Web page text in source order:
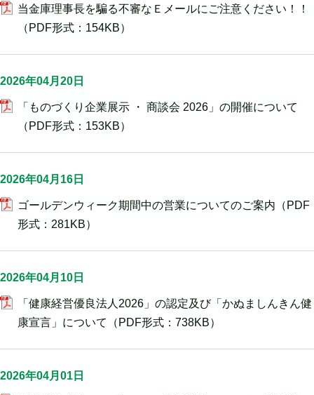
当金庫理事長を騙る不審なＥメールにご注意ください！！
（PDF形式：154KB）
2026年04月20日
「ものづくり企業展示 ・ 商談会 2026」の開催について
（PDF形式：153KB）
2026年04月16日
ゴールデンウィーク期間中の営業についてのご案内 （PDF
形式：281KB）
2026年04月10日
「健康経営優良法人2026」の認定及び「かぬましんきん健
康宣言」について
（PDF形式：738KB）
2026年04月01日